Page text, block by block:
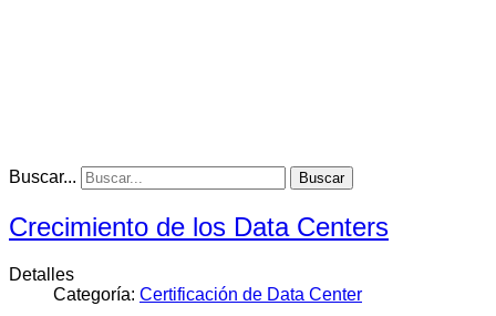
Buscar... Buscar
Crecimiento de los Data Centers
Detalles
Categoría: Certificación de Data Center